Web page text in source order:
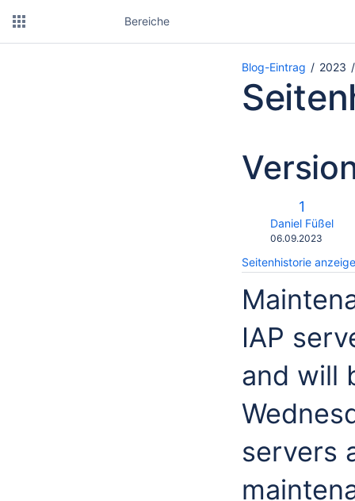
Bereiche
Blog-Eintrag 2023
Alte
Version
1
Daniel Füßel
Gespeichert
06.09.2023
Seitenhistorie
IAP
and will
servers